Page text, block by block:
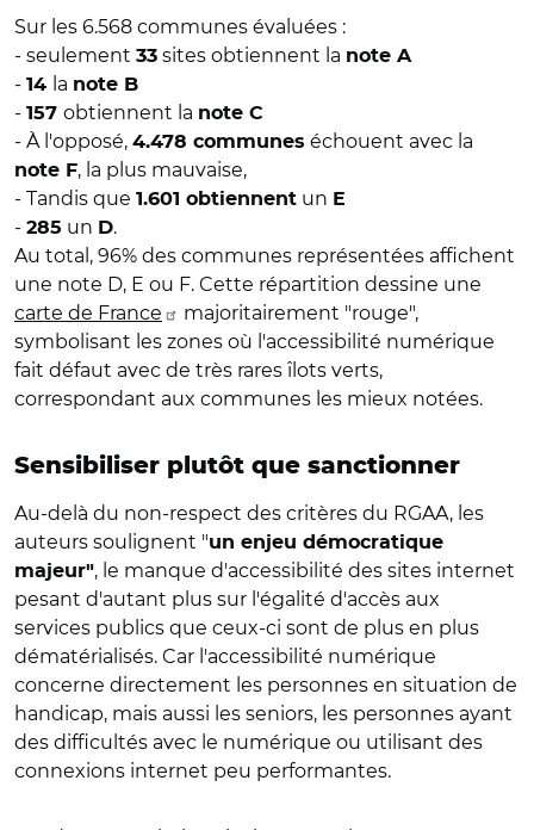
Sur les 6.568 communes évaluées :
- seulement 33 sites obtiennent la note A
- 14 la note B
- 157 obtiennent la note C
- À l'opposé, 4.478 communes échouent avec la
note F, la plus mauvaise,
- Tandis que 1.601 obtiennent un E
- 285 un D.
Au total, 96% des communes représentées affichent
une note D, E ou F. Cette répartition dessine une
carte de France
majoritairement "rouge",
symbolisant les zones où l'accessibilité numérique
fait défaut avec de très rares îlots verts,
correspondant aux communes les mieux notées.
Sensibiliser plutôt que sanctionner
Au-delà du non-respect des critères du RGAA, les
auteurs soulignent "un enjeu démocratique
majeur", le manque d'accessibilité des sites internet
pesant d'autant plus sur l'égalité d'accès aux
services publics que ceux-ci sont de plus en plus
dématérialisés. Car l'accessibilité numérique
concerne directement les personnes en situation de
handicap, mais aussi les seniors, les personnes ayant
des difficultés avec le numérique ou utilisant des
connexions internet peu performantes.